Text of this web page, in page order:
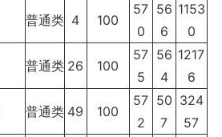
普通类 4 100
57
0
56
6
1153
0
普通类 26 100
57
5
56
4
1217
6
普通类 49 100
57
2
50
7
324
57